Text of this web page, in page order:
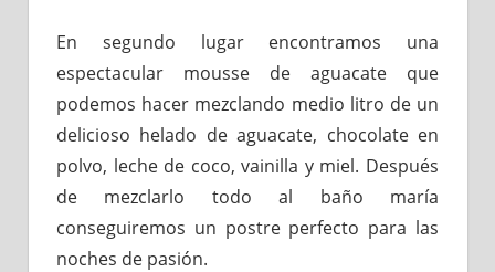
En segundo lugar encontramos una
espectacular mousse de aguacate que
podemos hacer mezclando medio litro de un
delicioso helado de aguacate, chocolate en
polvo, leche de coco, vainilla y miel. Después
de mezclarlo todo al baño maría
conseguiremos un postre perfecto para las
noches de pasión.